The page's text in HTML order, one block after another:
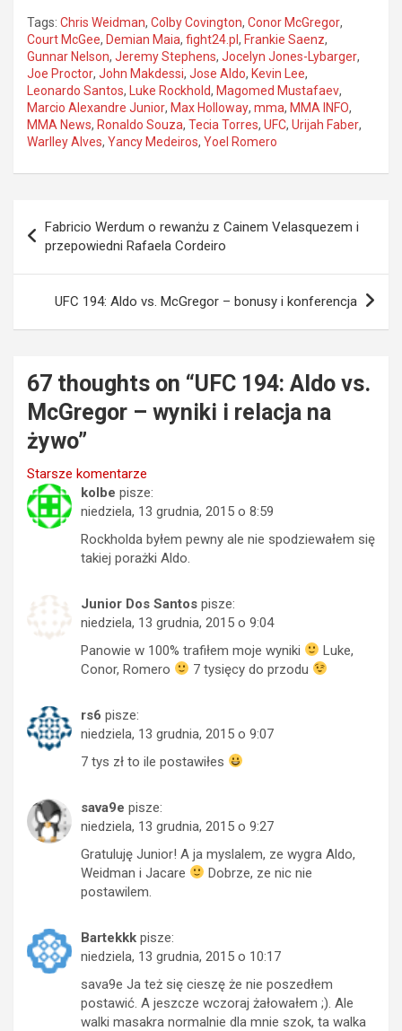
Tags: Chris Weidman, Colby Covington, Conor McGregor,
Court McGee, Demian Maia, fight24.pl , Frankie Saenz,
Gunnar Nelson, Jeremy Stephens, Jocelyn Jones-Lybarger,
Joe Proctor, John Makdessi, Jose Aldo, Kevin Lee,
Leonardo Santos, Luke Rockhold, Magomed Mustafaev,
Marcio Alexandre Junior, Max Holloway, mma, MMA INFO,
MMA News, Ronaldo Souza, Tecia Torres, UFC, Urijah Faber,
Warlley Alves, Yancy Medeiros, Yoel Romero
wpisu
Fabricio Werdum o rewanżu z Cainem Velasquezem i
przepowiedni Rafaela Cordeiro
UFC 194: Aldo vs. McGregor – bonusy i konferencja
67 thoughts on “UFC 194: Aldo vs.
McGregor – wyniki i relacja na
żywo”
Nawigacja
komentarzy
Starsze komentarze
kolbe pisze:
niedziela, 13 grudnia, 2015 o 8:59
Rockholda byłem pewny ale nie spodziewałem się
takiej porażki Aldo.
Junior Dos Santos pisze:
niedziela, 13 grudnia, 2015 o 9:04
Panowie w 100% trafiłem moje wyniki
Luke,
Conor, Romero
7 tysięcy do przodu
rs6 pisze:
niedziela, 13 grudnia, 2015 o 9:07
7 tys zł to ile postawiłes
sava9e pisze:
niedziela, 13 grudnia, 2015 o 9:27
Gratuluję Junior! A ja myslalem, ze wygra Aldo,
Weidman i Jacare
Dobrze, ze nic nie
postawilem.
Bartekkk pisze:
niedziela, 13 grudnia, 2015 o 10:17
sava9e Ja też się cieszę że nie poszedłem
postawić. A jeszcze wczoraj żałowałem ;). Ale
walki masakra normalnie dla mnie szok, ta walka